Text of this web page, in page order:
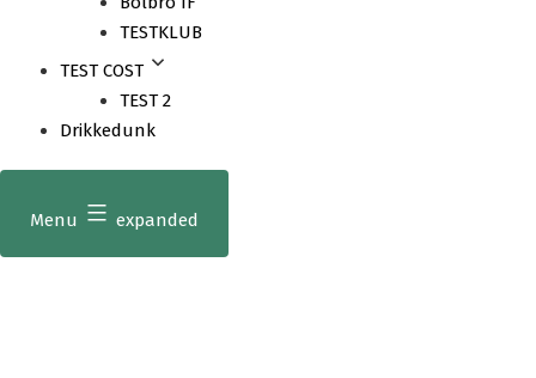
TESTKLUB
TEST COST
TEST 2
Drikkedunk
Menu expanded